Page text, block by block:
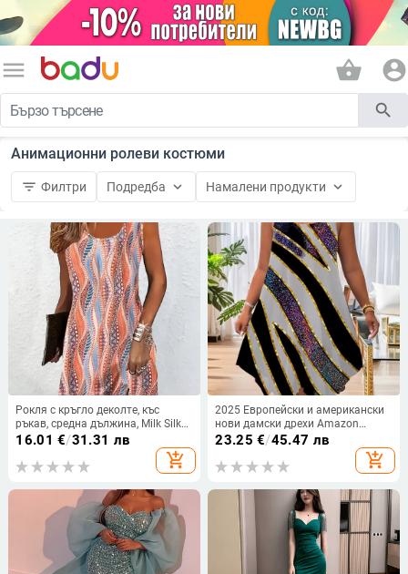
menu shopping_basket account_circle
search
Анимационни ролеви костюми
filter_list Филтри Подредба keyboard_arrow_down Намалени продукти keyboard_arrow_down
Рокля с кръгло деколте, къс
ръкав, средна дължина, Milk Silk
плат с 95%+ полиестер, пролет
16.01 €/31.31 лв
add_shopping_cart
2025 Европейски и американски
нови дамски дрехи Amazon
Двойна презрамка с лятна
ежедневна асиметрична рокля с
кръгло деколте
23.25 €/45.47 лв
add_shopping_cart